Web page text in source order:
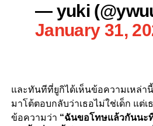
— yuki
January 31,
และทันทีที่ยูกิได้เห็นข้อความเหล่า
มาโต้ตอบกลับว่าเธอไม่ใช่เด็ก แต่เ
ข้อความว่า “ฉันขอโทษแล้วกันนะที่